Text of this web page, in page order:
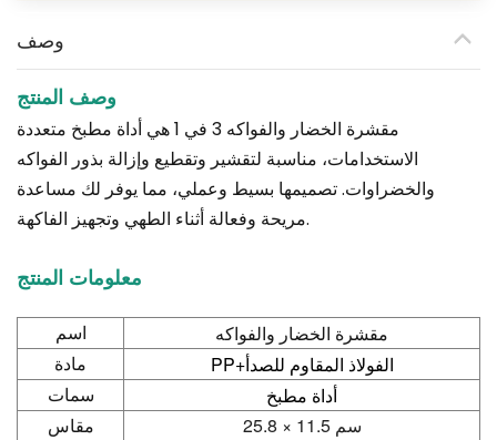
وصف
وصف المنتج
مقشرة الخضار والفواكه 3 في 1 هي أداة مطبخ متعددة
الاستخدامات، مناسبة لتقشير وتقطيع وإزالة بذور الفواكه
والخضراوات. تصميمها بسيط وعملي، مما يوفر لك مساعدة
مريحة وفعالة أثناء الطهي وتجهيز الفاكهة.
معلومات المنتج
اسم
مقشرة الخضار والفواكه
مادة
PP+الفولاذ المقاوم للصدأ
سمات
أداة مطبخ
مقاس
25.8 × 11.5 سم